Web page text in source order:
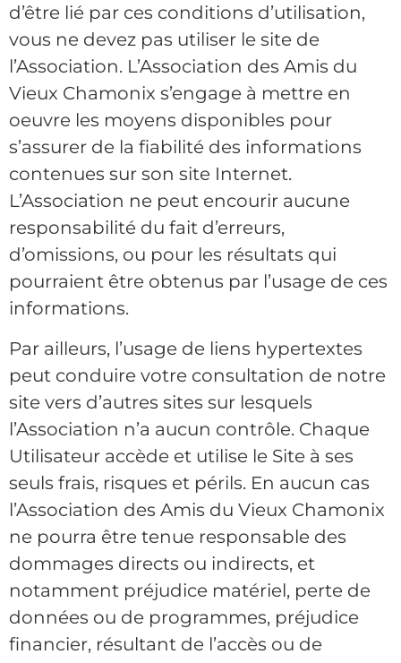
d’être lié par ces conditions d’utilisation,
vous ne devez pas utiliser le site de
l’Association. L’Association des Amis du
Vieux Chamonix s’engage à mettre en
oeuvre les moyens disponibles pour
s’assurer de la fiabilité des informations
contenues sur son site Internet.
L’Association ne peut encourir aucune
responsabilité du fait d’erreurs,
d’omissions, ou pour les résultats qui
pourraient être obtenus par l’usage de ces
informations.
Par ailleurs, l’usage de liens hypertextes
peut conduire votre consultation de notre
site vers d’autres sites sur lesquels
l’Association n’a aucun contrôle. Chaque
Utilisateur accède et utilise le Site à ses
seuls frais, risques et périls. En aucun cas
l’Association des Amis du Vieux Chamonix
ne pourra être tenue responsable des
dommages directs ou indirects, et
notamment préjudice matériel, perte de
données ou de programmes, préjudice
financier, résultant de l’accès ou de